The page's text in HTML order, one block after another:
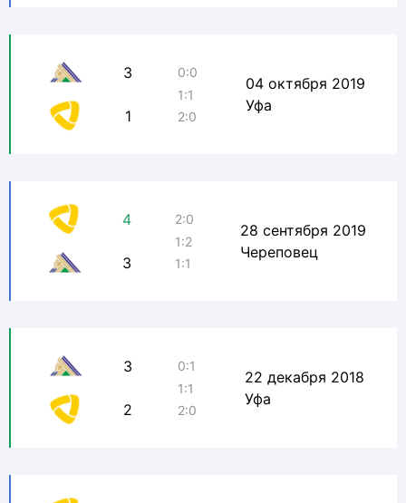
3
1
0:0
1:1
2:0
04 октября 2019
Уфа
4
3
2:0
1:2
1:1
28 сентября 2019
Череповец
3
2
0:1
1:1
2:0
22 декабря 2018
Уфа